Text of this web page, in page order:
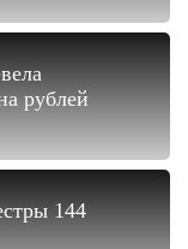
рублей
144